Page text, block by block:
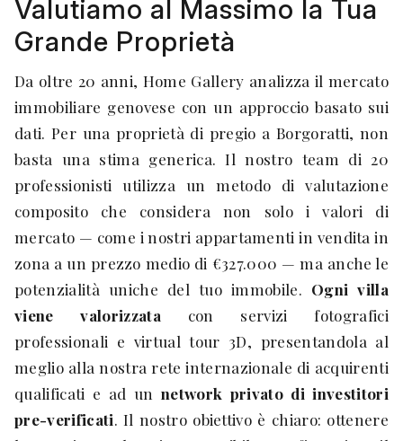
Valutiamo al Massimo la Tua
Grande Proprietà
Da oltre 20 anni, Home Gallery analizza il mercato
immobiliare genovese con un approccio basato sui
dati. Per una proprietà di pregio a Borgoratti, non
basta una stima generica. Il nostro team di 20
professionisti utilizza un metodo di valutazione
composito che considera non solo i valori di
mercato — come i nostri appartamenti in vendita in
zona a un prezzo medio di €327.000 — ma anche le
potenzialità uniche del tuo immobile. Ogni villa
viene valorizzata con servizi fotografici
professionali e virtual tour 3D, presentandola al
meglio alla nostra rete internazionale di acquirenti
qualificati e ad un network privato di investitori
pre-verificati. Il nostro obiettivo è chiaro: ottenere